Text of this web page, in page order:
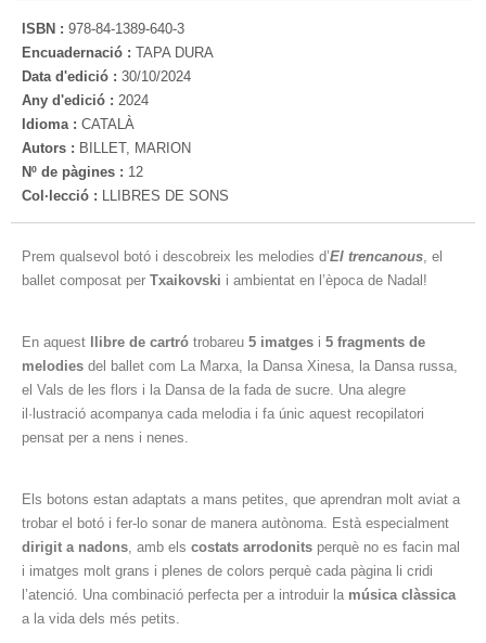
ISBN : 978-84-1389-640-3
Encuadernació : TAPA DURA
Data d'edició : 30/10/2024
Any d'edició : 2024
Idioma : CATALÀ
Autors : BILLET, MARION
Nº de pàgines : 12
Col·lecció : LLIBRES DE SONS
Prem qualsevol botó i descobreix les melodies d’El trencanous , el
ballet composat per Txaikovski i ambientat en l’època de Nadal!
En aquest llibre de cartró trobareu 5 imatges i 5 fragments de
melodies del ballet com La Marxa, la Dansa Xinesa, la Dansa russa,
el Vals de les flors i la Dansa de la fada de sucre. Una alegre
il·lustració acompanya cada melodia i fa únic aquest recopilatori
pensat per a nens i nenes.
Els botons estan adaptats a mans petites, que aprendran molt aviat a
trobar el botó i fer-lo sonar de manera autònoma. Està especialment
dirigit a nadons , amb els costats arrodonits perquè no es facin mal
i imatges molt grans i plenes de colors perquè cada pàgina li cridi
l’atenció. Una combinació perfecta per a introduir la música clàssica
a la vida dels més petits.